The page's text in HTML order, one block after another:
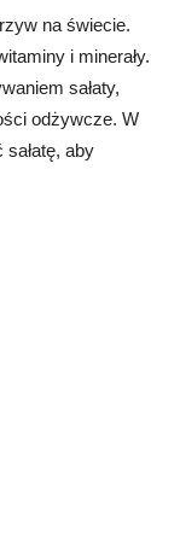
na świecie.
i minerały.
sałaty,
odżywcze. W
aby